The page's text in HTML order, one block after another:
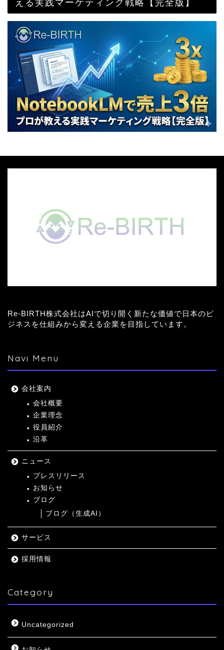
Re-BIRTH株式会社はAIで切り開く新たな価値で日本のビ
ジネスを仕組みから変える企業を目指しています。
Navi Menu
会社案内
会社概要
企業理念
役員紹介
沿革
ニュース
プレスリリース
お知らせ
ブログ
ブログ（生成AI）
サービス
採用情報
Category
Uncategorized